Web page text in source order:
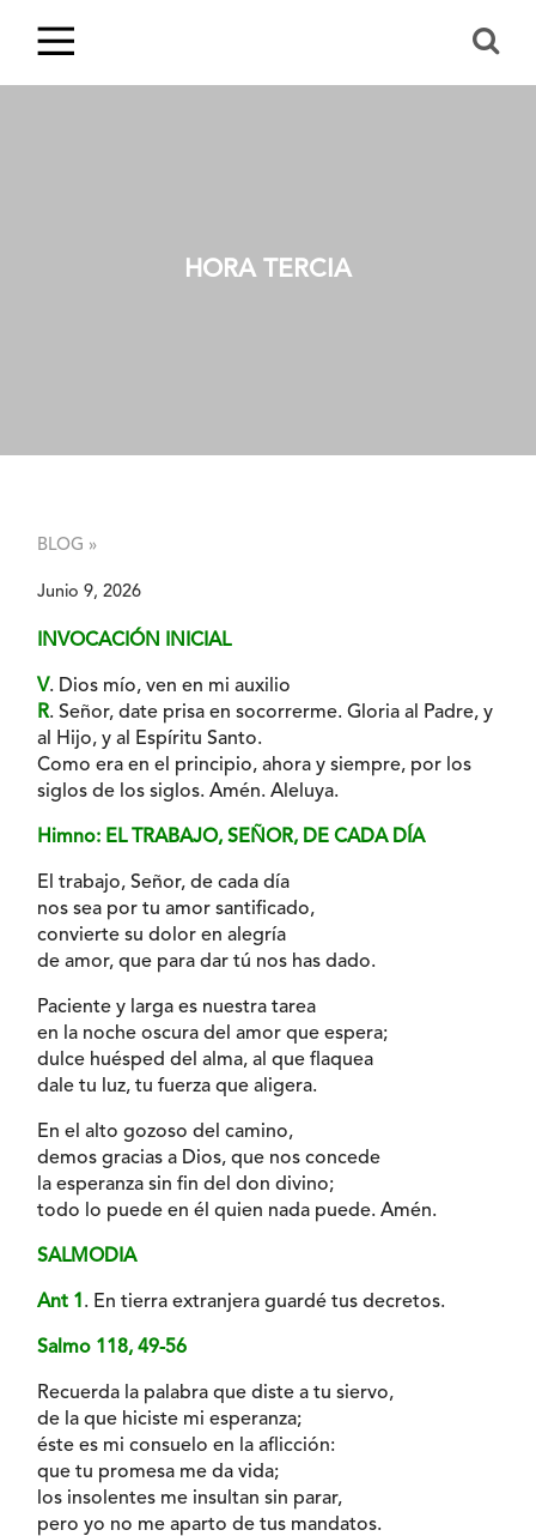
HORA TERCIA
BLOG »
Junio 9, 2026
INVOCACIÓN INICIAL
V. Dios mío, ven en mi auxilio
R. Señor, date prisa en socorrerme. Gloria al Padre, y
al Hijo, y al Espíritu Santo.
Como era en el principio, ahora y siempre, por los
siglos de los siglos. Amén. Aleluya.
Himno: EL TRABAJO, SEÑOR, DE CADA DÍA
El trabajo, Señor, de cada día
nos sea por tu amor santificado,
convierte su dolor en alegría
de amor, que para dar tú nos has dado.
Paciente y larga es nuestra tarea
en la noche oscura del amor que espera;
dulce huésped del alma, al que flaquea
dale tu luz, tu fuerza que aligera.
En el alto gozoso del camino,
demos gracias a Dios, que nos concede
la esperanza sin fin del don divino;
todo lo puede en él quien nada puede. Amén.
SALMODIA
Ant 1 . En tierra extranjera guardé tus decretos.
Salmo 118, 49-56
Recuerda la palabra que diste a tu siervo,
de la que hiciste mi esperanza;
éste es mi consuelo en la aflicción:
que tu promesa me da vida;
los insolentes me insultan sin parar,
pero yo no me aparto de tus mandatos.